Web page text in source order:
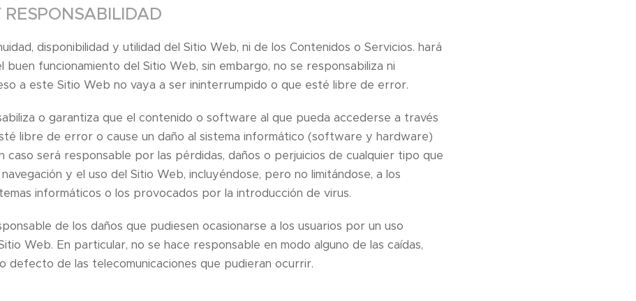
disponibilidad y utilidad del Sitio Web, ni de los Contenidos o Servicios. hará
funcionamiento del Sitio Web, sin embargo, no se responsabiliza ni
a este Sitio Web no vaya a ser ininterrumpido o que esté libre de error.
o garantiza que el contenido o software al que pueda accederse a través
libre de error o cause un daño al sistema informático (software y hardware)
caso será responsable por las pérdidas, daños o perjuicios de cualquier tipo que
y el uso del Sitio Web, incluyéndose, pero no limitándose, a los
informáticos o los provocados por la introducción de virus.
de los daños que pudiesen ocasionarse a los usuarios por un uso
Web. En particular, no se hace responsable en modo alguno de las caídas,
defecto de las telecomunicaciones que pudieran ocurrir.